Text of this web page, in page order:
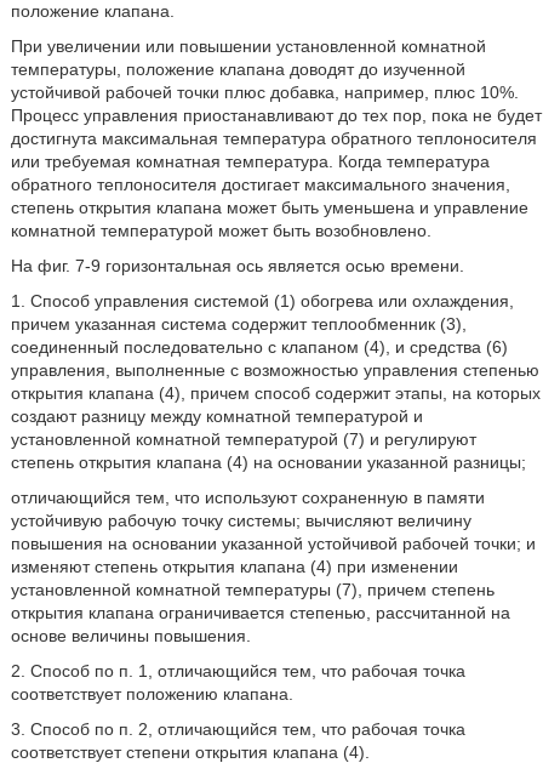
положение клапана.
При увеличении или повышении установленной комнатной
температуры, положение клапана доводят до изученной
устойчивой рабочей точки плюс добавка, например, плюс 10%.
Процесс управления приостанавливают до тех пор, пока не будет
достигнута максимальная температура обратного теплоносителя
или требуемая комнатная температура. Когда температура
обратного теплоносителя достигает максимального значения,
степень открытия клапана может быть уменьшена и управление
комнатной температурой может быть возобновлено.
На фиг. 7-9 горизонтальная ось является осью времени.
1. Способ управления системой (1) обогрева или охлаждения,
причем указанная система содержит теплообменник (3),
соединенный последовательно с клапаном (4), и средства (6)
управления, выполненные с возможностью управления степенью
открытия клапана (4), причем способ содержит этапы, на которых
создают разницу между комнатной температурой и
установленной комнатной температурой (7) и регулируют
степень открытия клапана (4) на основании указанной разницы;
отличающийся тем, что используют сохраненную в памяти
устойчивую рабочую точку системы; вычисляют величину
повышения на основании указанной устойчивой рабочей точки; и
изменяют степень открытия клапана (4) при изменении
установленной комнатной температуры (7), причем степень
открытия клапана ограничивается степенью, рассчитанной на
основе величины повышения.
2. Способ по п. 1, отличающийся тем, что рабочая точка
соответствует положению клапана.
3. Способ по п. 2, отличающийся тем, что рабочая точка
соответствует степени открытия клапана (4).